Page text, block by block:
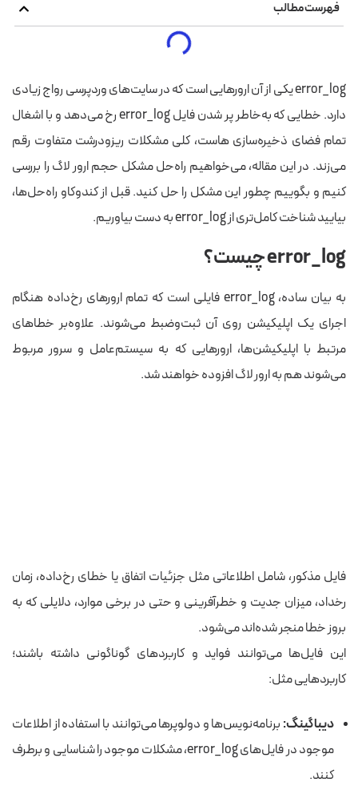
فهرست مطالب
error_log یکی از آن ارورهایی است که در سایت‌های وردپرسی رواج زیادی
دارد. خطایی که به‌خاطر پر شدن فایل error_log رخ می‌دهد و با اشغال
تمام فضای ذخیره‌سازی هاست، کلی مشکلات ریزودرشت متفاوت رقم
می‌زند. در این مقاله، می‌خواهیم راه‌حل مشکل حجم ارور لاگ را بررسی
کنیم و بگوییم چطور این مشکل را حل کنید. قبل از کندوکاو راه‌حل‌ها،
بیایید شناخت کامل‌تری از error_log به دست بیاوریم.
error_log چیست؟
به بیان ساده، error_log فایلی است که تمام ارورهای رخ‌داده هنگام
اجرای یک اپلیکیشن روی آن ثبت‌وضبط می‌شوند. علاوه‌بر خطاهای
مرتبط با اپلیکیشن‌ها، ارورهایی که به سیستم‌عامل و سرور مربوط
می‌شوند هم به ارور لاگ افزوده خواهند شد.
فایل مذکور، شامل اطلاعاتی مثل جزئیات اتفاق یا خطای رخ‌داده، زمان
رخداد، میزان جدیت و خطرآفرینی و حتی در برخی موارد، دلایلی که به
بروز خطا منجر شده‌اند می‌شود.
این فایل‌ها می‌توانند فواید و کاربردهای گوناگونی داشته باشند؛
کاربردهایی مثل:
دیباگینگ: برنامه‌نویس‌ها و دولوپرها می‌توانند با استفاده از اطلاعات
موجود در فایل‌های error_log، مشکلات موجود را شناسایی و برطرف
کنند.